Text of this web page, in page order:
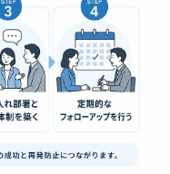
』を成功させ